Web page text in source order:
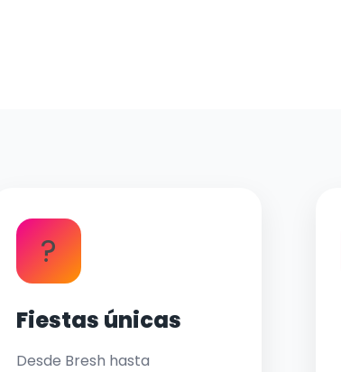
?
Fiestas únicas
Desde Bresh hasta